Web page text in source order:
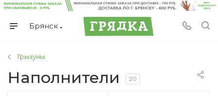
Брянск
Грызуны
Наполнители 20